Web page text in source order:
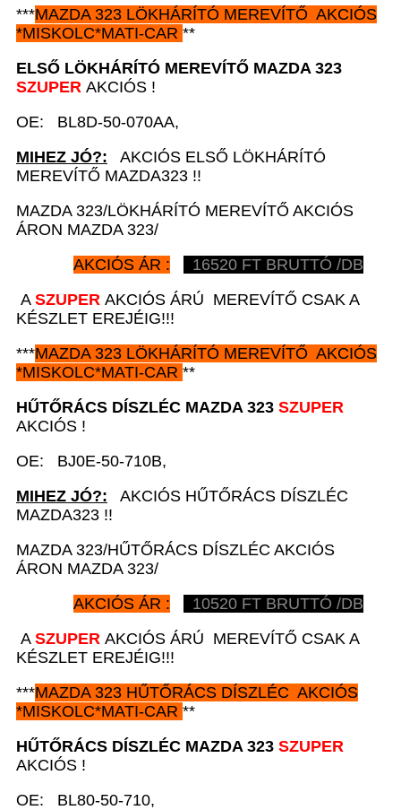
***MAZDA 323 LÖKHÁRÍTÓ MEREVÍTŐ AKCIÓS
*MISKOLC*MATI-CAR **
ELSŐ LÖKHÁRÍTÓ MEREVÍTŐ MAZDA 323
SZUPER AKCIÓS !
OE: BL8D-50-070AA,
MIHEZ JÓ?: AKCIÓS ELSŐ LÖKHÁRÍTÓ
MEREVÍTŐ MAZDA323 !!
MAZDA 323/LÖKHÁRÍTÓ MEREVÍTŐ AKCIÓS
ÁRON MAZDA 323/
AKCIÓS ÁR :
16520 FT BRUTTÓ /DB
A SZUPER AKCIÓS ÁRÚ MEREVÍTŐ CSAK A
KÉSZLET EREJÉIG!!!
***MAZDA 323 LÖKHÁRÍTÓ MEREVÍTŐ AKCIÓS
*MISKOLC*MATI-CAR **
HŰTŐRÁCS DÍSZLÉC MAZDA 323 SZUPER
AKCIÓS !
OE: BJ0E-50-710B,
MIHEZ JÓ?: AKCIÓS HŰTŐRÁCS DÍSZLÉC
MAZDA323 !!
MAZDA 323/HŰTŐRÁCS DÍSZLÉC AKCIÓS
ÁRON MAZDA 323/
AKCIÓS ÁR :
10520 FT BRUTTÓ /DB
A SZUPER AKCIÓS ÁRÚ MEREVÍTŐ CSAK A
KÉSZLET EREJÉIG!!!
***MAZDA 323 HŰTŐRÁCS DÍSZLÉC AKCIÓS
*MISKOLC*MATI-CAR **
HŰTŐRÁCS DÍSZLÉC MAZDA 323 SZUPER
AKCIÓS !
OE: BL80-50-710,